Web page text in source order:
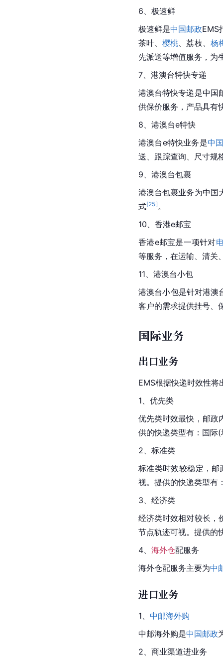
6、极速鲜
极速鲜是中国邮政EMS
茶叶、樱桃、荔枝、 杨
先派送等增值服务，为
7、港澳台特快专递
港澳台特快专递是中国
供保价服务，产品具有
8、港澳台e特快
港澳台e特快业务是中
送、跟踪查询、尺寸规
9、港澳台包裹
港澳台包裹业务为中国
式[25]。
10、香港e邮宝
香港e邮宝是一项针对
等服务，在运输、清关
11、港澳台小包
港澳台小包是针对港澳
客户的需求提供挂号、
国际业务
出口业务
EMS根据快递时效性
1、优先类
优先类时效最快，邮政
供的快递类型有：国际
2、标准类
标准类时效较稳定，
视。提供的快递类型有
3、经济类
经济类时效相对较长，
节点轨迹可视。提供的
4、 海外仓配服务
海外仓配服务主要为中
进口业务
1、 中邮海外购
中邮海外购是中国邮政
2、商业渠道进业务